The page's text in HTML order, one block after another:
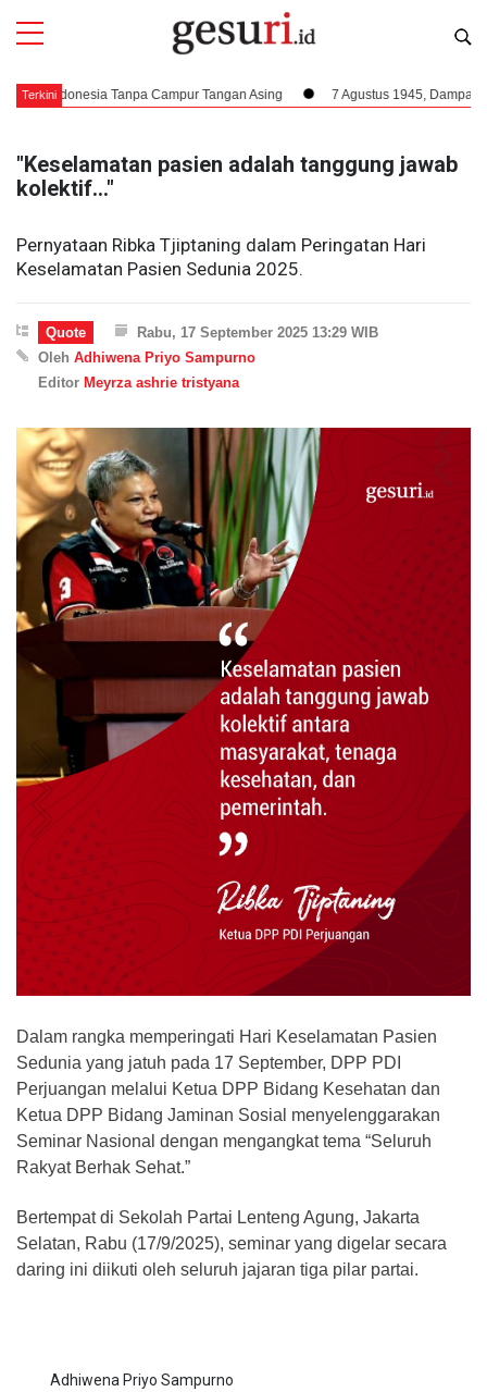
TerkiniTanpa Campur Tangan Asing 7 Agustus 1945, Dampak Krusial
"Keselamatan pasien adalah tanggung jawab
kolektif..."
Pernyataan Ribka Tjiptaning dalam Peringatan Hari
Keselamatan Pasien Sedunia 2025.
Quote
Rabu, 17 September 2025 13:29 WIB
Oleh Adhiwena Priyo Sampurno
Editor Meyrza ashrie tristyana
Dalam rangka memperingati Hari Keselamatan Pasien
Sedunia yang jatuh pada 17 September, DPP PDI
Perjuangan melalui Ketua DPP Bidang Kesehatan dan
Ketua DPP Bidang Jaminan Sosial menyelenggarakan
Seminar Nasional dengan mengangkat tema “Seluruh
Rakyat Berhak Sehat.”
Bertempat di Sekolah Partai Lenteng Agung, Jakarta
Selatan, Rabu (17/9/2025), seminar yang digelar secara
daring ini diikuti oleh seluruh jajaran tiga pilar partai.
Adhiwena Priyo Sampurno